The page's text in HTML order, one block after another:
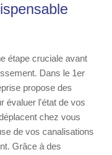
étape cruciale avant
Dans le 1er
propose des
évaluer l'état de vos
chez vous
de vos canalisations
Grâce à des